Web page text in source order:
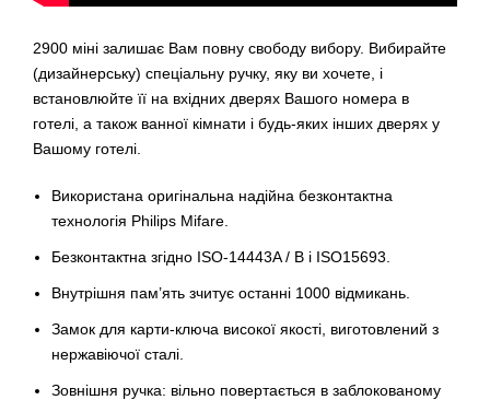
2900 міні залишає Вам повну свободу вибору. Вибирайте
(дизайнерську) спеціальну ручку, яку ви хочете, і
встановлюйте її на вхідних дверях Вашого номера в
готелі, а також ванної кімнати і будь-яких інших дверях у
Вашому готелі.
Використана оригінальна надійна безконтактна
технологія Philips Mifare.
Безконтактна згідно ISO-14443A / B і ISO15693.
Внутрішня пам’ять зчитує останні 1000 відмикань.
Замок для карти-ключа високої якості, виготовлений з
нержавіючої сталі.
Зовнішня ручка: вільно повертається в заблокованому